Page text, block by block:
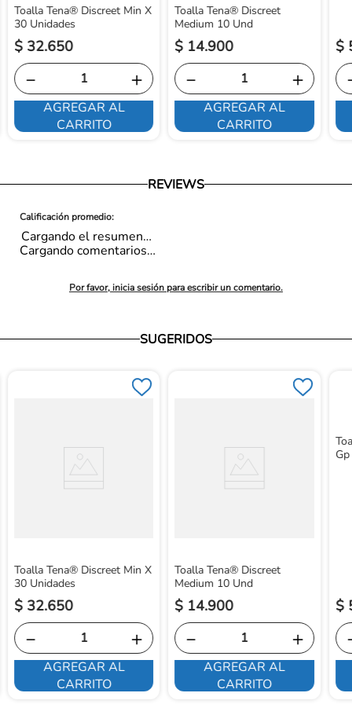
Toalla Tena® Discreet Min X
30 Unidades
$ 32.650
＋
－
AGREGAR AL
CARRITO
Toalla Tena® Discreet
Medium 10 Und
$ 14.900
＋
－
AGREGAR AL
CARRITO
$
REVIEWS
Cargando el resumen…
Por favor, inicia sesión para escribir un comentario.
Cargando comentarios…
SUGERIDOS
Toalla Tena® Discreet Min X
30 Unidades
$ 32.650
＋
－
AGREGAR AL
CARRITO
Toalla Tena® Discreet
Medium 10 Und
$ 14.900
＋
－
AGREGAR AL
CARRITO
$